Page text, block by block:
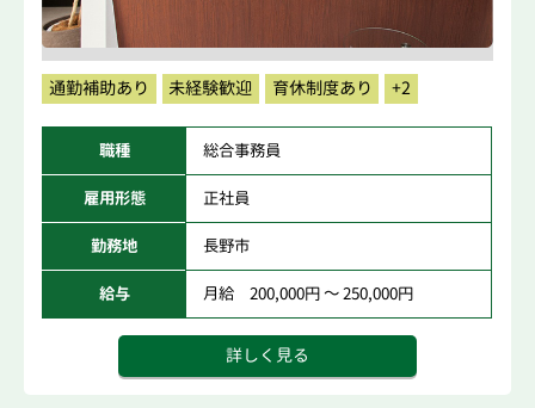
通勤補助あり 未経験歓迎 育休制度あり +2
職種 総合事務員
雇用形態 正社員
勤務地 長野市
給与 月給 200,000円 ～ 250,000円
詳しく見る